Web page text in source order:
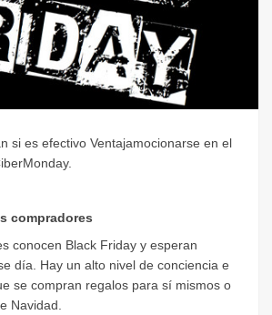
si es efectivo Ventajamocionarse en el
compradores
conocen Black Friday y esperan
día. Hay un alto nivel de conciencia e
se compran regalos para sí mismos o
Navidad.